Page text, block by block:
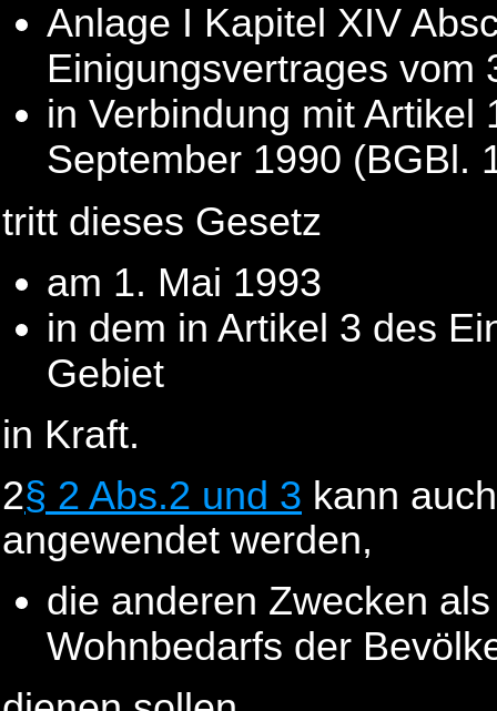
Anlage I Kapitel XIV
Einigungsvertrages vom
in Verbindung mit Artikel
September 1990 (BGBl.
tritt dieses Gesetz
am 1. Mai 1993
in dem in Artikel 3 des
Gebiet
in Kraft.
2§ 2 Abs.2 und 3 kann
angewendet werden,
die anderen Zwecken
Wohnbedarfs der